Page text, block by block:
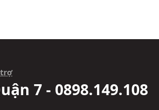
7 - 0898.149.108